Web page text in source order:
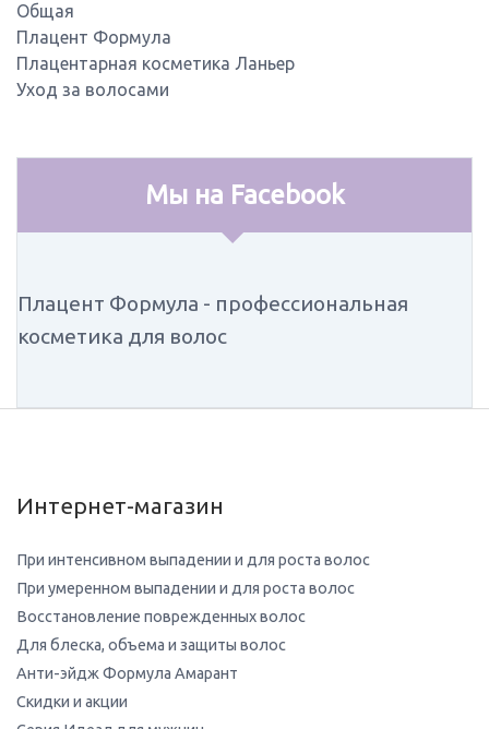
Общая
Плацент Формула
Плацентарная косметика Ланьер
Уход за волосами
Мы на Facebook
Плацент Формула - профессиональная
косметика для волос
Интернет-магазин
При интенсивном выпадении и для роста волос
При умеренном выпадении и для роста волос
Восстановление поврежденных волос
Для блеска, объема и защиты волос
Анти-эйдж Формула Амарант
Скидки и акции